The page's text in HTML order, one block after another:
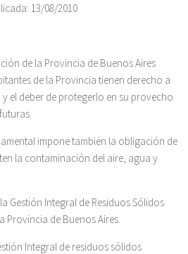
13/08/2010
de la Provincia de Buenos Aires
de la Provincia tienen derecho a
el deber de protegerlo en su provecho
impone también la obligación de
la contaminación del aire, agua y
Gestión Integral de Residuos Sólidos
Provincia de Buenos Aires.
Integral de residuos sólidos